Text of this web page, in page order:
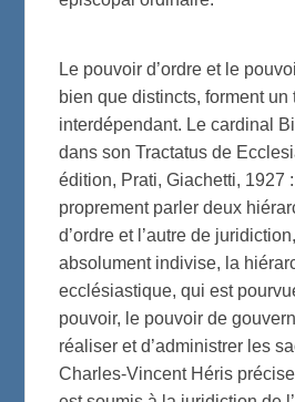
Le pouvoir d’ordre et le
bien que distincts, forment un
interdépendant. Le cardinal
dans son Tractatus de
édition, Prati, Giachetti, 1927
proprement parler deux
d’ordre et l’autre de
absolument indivise, la
ecclésiastique, qui est
pouvoir, le pouvoir de
réaliser et d’administrer les
Charles-Vincent Héris